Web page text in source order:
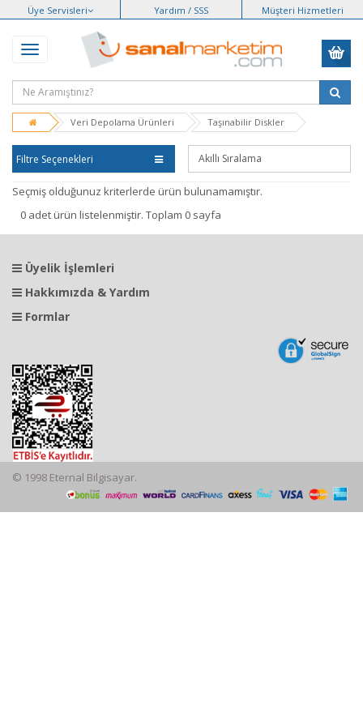
Üye Servisleri Yardım / SSS Müşteri Hizmetleri
Veri Depolama Ürünleri Taşınabilir Diskler
Filtre Seçenekleri
Seçmiş olduğunuz kriterlerde ürün bulunamamıştır.
0 adet ürün listelenmiştir. Toplam 0 sayfa
Üyelik İşlemleri
Hakkımızda & Yardım
Formlar
© 1998 Eternal Bilgisayar.